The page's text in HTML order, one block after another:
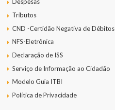
Despesas
Tributos
CND -Certidão Negativa de Débitos
NFS-Eletrônica
Declaração de ISS
Serviço de Informação ao Cidadão
Modelo Guia ITBI
Política de Privacidade